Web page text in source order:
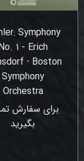
Symphony
1 - Erich
⸱ Boston
Symphony
Orchestra
برای سفارش
بگیرید